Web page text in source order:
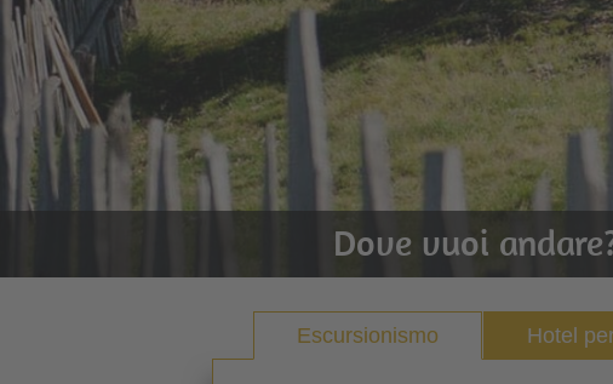
Dove vuoi
Escursionismo Hotel